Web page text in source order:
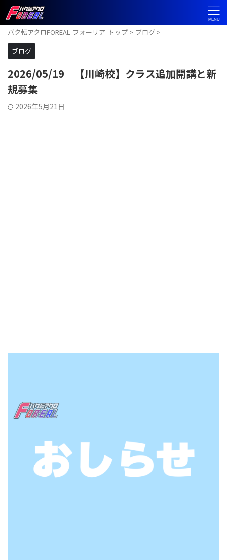
バク転アクロFOREAL-フォーリア-トップ > ブログ >
ブログ
2026/05/19 【川崎校】クラス追加開講と新
規募集
2026年5月21日